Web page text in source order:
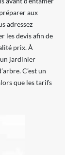
aux
adressez
les devis afin de
prix. À
un jardinier
C’est un
que les tarifs